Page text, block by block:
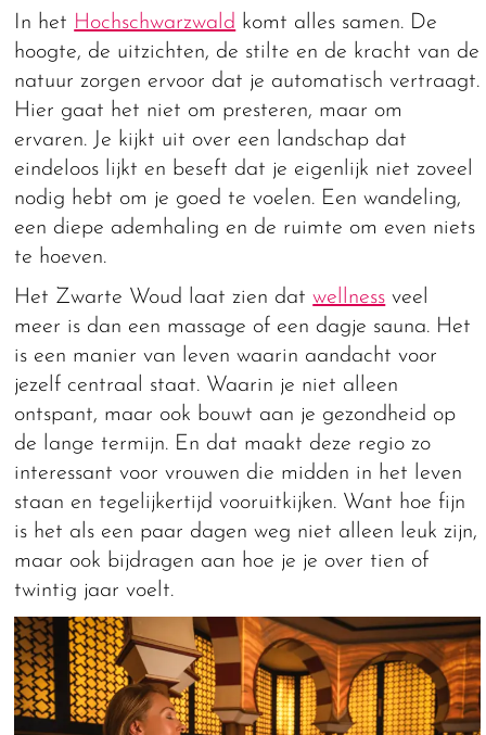
In het Hochschwarzwald komt alles samen. De
hoogte, de uitzichten, de stilte en de kracht van de
natuur zorgen ervoor dat je automatisch vertraagt.
Hier gaat het niet om presteren, maar om
ervaren. Je kijkt uit over een landschap dat
eindeloos lijkt en beseft dat je eigenlijk niet zoveel
nodig hebt om je goed te voelen. Een wandeling,
een diepe ademhaling en de ruimte om even niets
te hoeven.
Het Zwarte Woud laat zien datwellness veel
meer is dan een massage of een dagje sauna. Het
is een manier van leven waarin aandacht voor
jezelf centraal staat. Waarin je niet alleen
ontspant, maar ook bouwt aan je gezondheid op
de lange termijn. En dat maakt deze regio zo
interessant voor vrouwen die midden in het leven
staan en tegelijkertijd vooruitkijken. Want hoe fijn
is het als een paar dagen weg niet alleen leuk zijn,
maar ook bijdragen aan hoe je je over tien of
twintig jaar voelt.